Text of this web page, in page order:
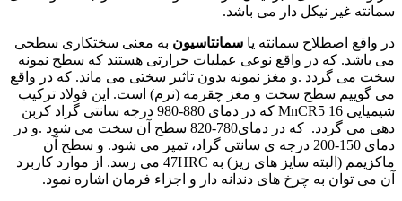
سمانته غیر نیکل دار می باشد.
در واقع اصطلاح سمانته یا سمانتاسیون به معنی سختکاری سطحی
می باشد. که در واقع نوعی عملیات حرارتی هستند که سطح نمونه
سخت می گردد .و مغز نمونه بدون تاثیر سختی می ماند. که در واقع
می گوییم سطح سخت و مغز چقرمه (نرم) است. این فولاد ترکیب
شیمیایی 16 MnCR5 که در دمای 880-980 درجه سانتی گراد کربن
دهی می گردد. که در دمای780-820 سطح آن سخت می شود .و در
دمای 150-200 درجه ی سانتی گراد، تمپر می شود. و سطح آن
ماکزیمم (البته سایز های ریز) به 47HRC می رسد. از موارد کاربرد
آن می توان به چرخ های دندانه دار و اجزاء فرمان اشاره نمود.